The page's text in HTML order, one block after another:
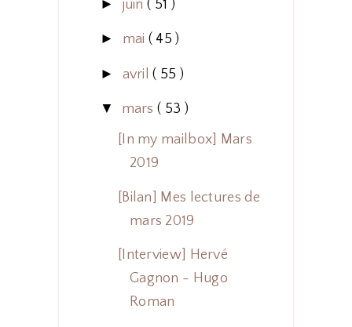
► juin ( 51 )
► mai ( 45 )
► avril( 55 )
▼ mars( 53 )
[In my mailbox] Mars
2019
[Bilan] Mes lectures de
mars 2019
[Interview] Hervé
Gagnon - Hugo
Roman